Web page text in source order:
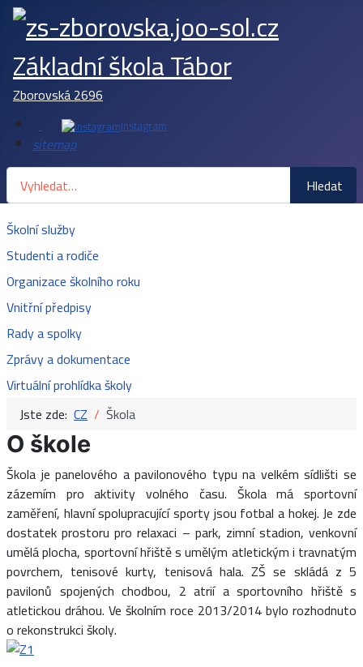
Základní škola Tábor
Zborovská 2696
Instagram
sitemap
Hledat
Hledat
Školní služby
Studenti a rodiče
Organizace školního roku
Vnitřní předpisy
Rady a spolky
Zprávy a dokumentace
Virtuální prohlídka školy
Jste zde: CZ Škola
O škole
Škola je panelového a pavilonového typu na velkém sídlišti se
zázemím pro aktivity volného času. Škola má sportovní
zaměření, hlavní spolupracující sporty jsou fotbal a hokej. Je zde
dostatek prostoru pro relaxaci – park, zimní stadion, venkovní
umělá plocha, sportovní hřiště s umělým atletickým i travnatým
povrchem, tenisové kurty, tenisová hala. ZŠ se skládá z 5
pavilonů spojených chodbou, 2 atrií a sportovního hřiště s
atletickou dráhou. Ve školním roce 2013/2014 bylo rozhodnuto
o rekonstrukci školy.